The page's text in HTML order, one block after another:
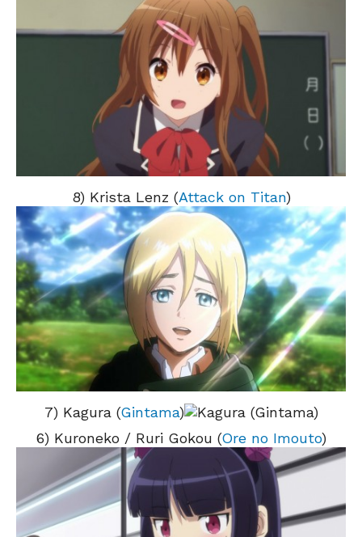
8) Krista Lenz (Attack on Titan)
7) Kagura (Gintama)
6) Kuroneko / Ruri Gokou (Ore no Imouto)